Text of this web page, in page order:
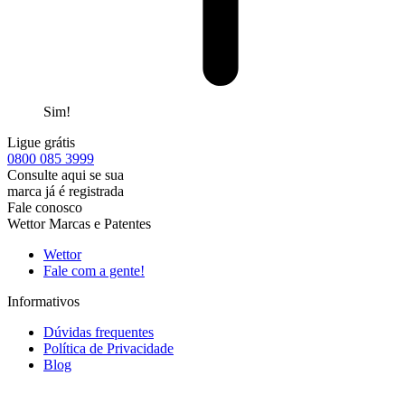
Sim!
Ligue grátis
0800 085 3999
Consulte aqui se sua
marca já é registrada
Fale conosco
Wettor Marcas e Patentes
Wettor
Fale com a gente!
Informativos
Dúvidas frequentes
Política de Privacidade
Blog